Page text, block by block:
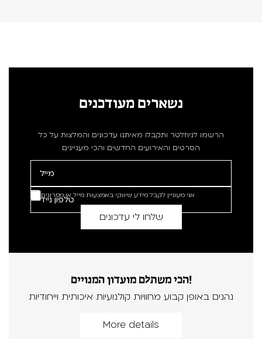
נשארים מעודכנים
הרשמו לניוזלטר ותקבלו מאיתנו עדכונים והמלצות על כל
הסרטים והאירועים החדשים והכי מעניינים
אני מעוניין לקבל מידע שיווקי באמצעות מייל או מסרונים
הכי משתלם מועדון המנויים!
נהנים באופן קבוע מחוויות קולנועיות איכותית וייחודיות
More details